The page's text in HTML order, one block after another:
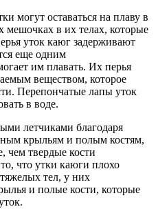
могут оставаться на плаву в
мешочках в их телах, которые
уток каюг задерживают
еще одним
им плавать. Их перья
веществом, которое
Перепончатые лапы уток
в воде.
летчиками благодаря
крыльям и полым костям,
чем твердые кости
что утки каюги плохо
тел, у них
и полые кости, которые